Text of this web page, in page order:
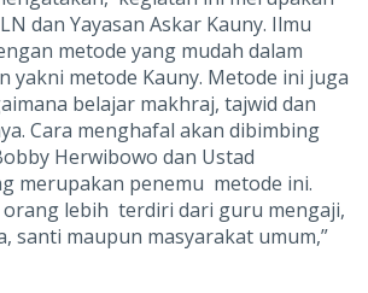
dan Yayasan Askar Kauny. Ilmu
metode yang mudah dalam
yakni metode Kauny. Metode ini juga
belajar makhraj, tajwid dan
Cara menghafal akan dibimbing
Herwibowo dan Ustad
merupakan penemu metode ini.
orang lebih terdiri dari guru mengaji,
santi maupun masyarakat umum,”